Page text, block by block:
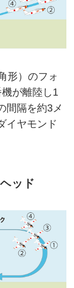
形）のフォ
が離陸し1
間隔を約3メ
イヤモンド
ッド